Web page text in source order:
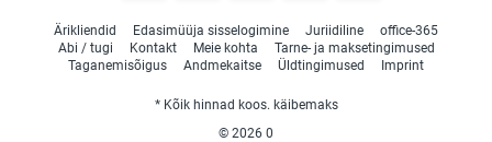
Ärikliendid Edasimüüja sisselogimine Juriidiline
office-365
Abi / tugi
Kontakt Meie kohta
Tarne- ja maksetingimused
Taganemisõigus
Andmekaitse Üldtingimused Imprint
* Kõik hinnad koos. käibemaks
© 2026 0